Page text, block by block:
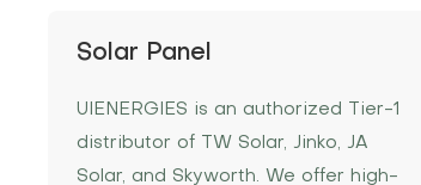
Solar Panel
UIENERGIES is an authorized Tier-1
distributor of TW Solar, Jinko, JA
Solar, and Skyworth. We offer high-